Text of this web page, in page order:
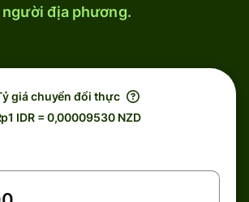
người địa phương.
giá chuyển đổi thực
IDR = 0,00009530 NZD